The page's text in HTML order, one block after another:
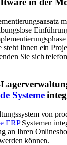
in der
Ihnen ein
Sie sich
Systeme
von
ERPSystemen
an Ihren
können.